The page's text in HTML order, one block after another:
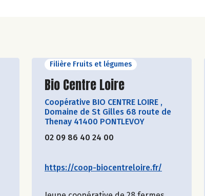
Filière Fruits et légumes
Découvrir le producteur
Bio Centre Loire
Coopérative BIO CENTRE LOIRE ,
Domaine de St Gilles 68 route de
Thenay 41400 PONTLEVOY
02 09 86 40 24 00
https://coop-biocentreloire.fr/